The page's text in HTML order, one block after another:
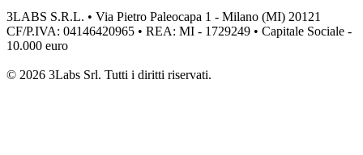
3LABS S.R.L. • Via Pietro Paleocapa 1 - Milano (MI) 20121
CF/P.IVA: 04146420965 • REA: MI - 1729249 • Capitale Sociale -
10.000 euro
© 2026 3Labs Srl. Tutti i diritti riservati.